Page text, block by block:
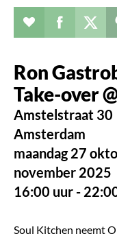
EvenementDeel dit
Ron
Take-over
Amstelstraat 30
Amsterdam
maandag 27
november 2025
16:00 uur -
Soul Kitchen neemt